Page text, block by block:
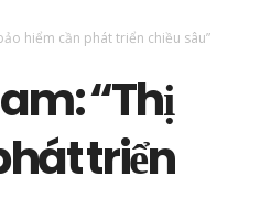
hiểm cần phát triển chiều sâu”
“Thị
triển